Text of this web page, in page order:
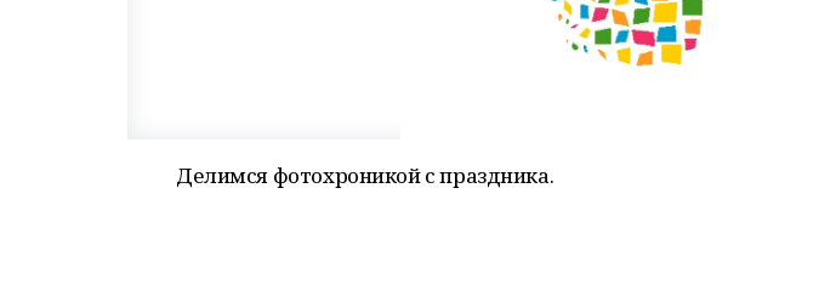
Делимся фотохроникой с праздника.